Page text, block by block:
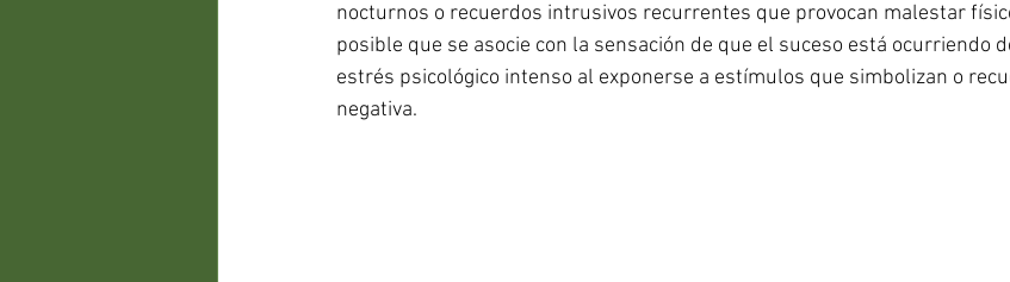
nocturnos o recuerdos intrusivos recurrentes que provocan malestar
posible que se asocie con la sensación de que el suceso está ocurriendo
estrés psicológico intenso al exponerse a estímulos que simbolizan o
negativa.